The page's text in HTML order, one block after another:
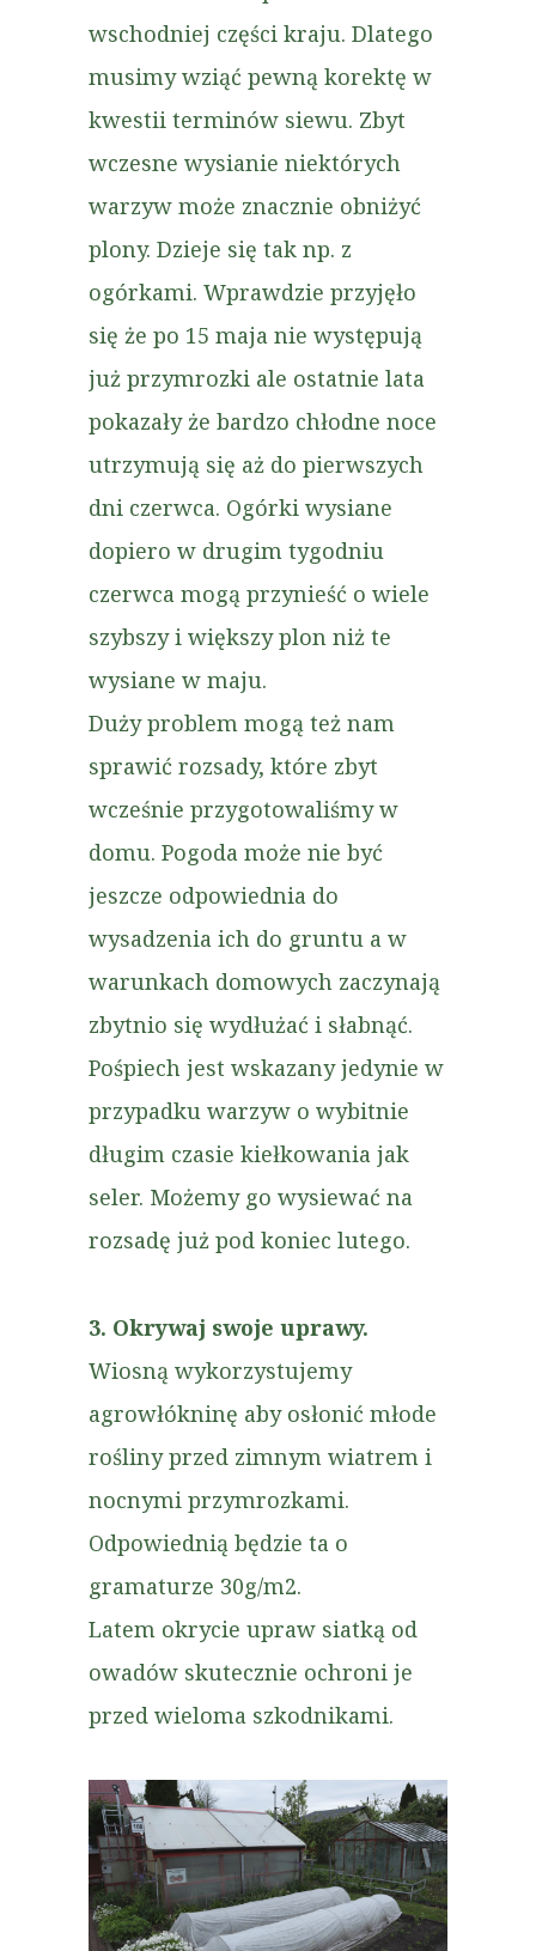
wschodniej części kraju. Dlatego
musimy wziąć pewną korektę w
kwestii terminów siewu. Zbyt
wczesne wysianie niektórych
warzyw może znacznie obniżyć
plony. Dzieje się tak np. z
ogórkami. Wprawdzie przyjęło
się że po 15 maja nie występują
już przymrozki ale ostatnie lata
pokazały że bardzo chłodne noce
utrzymują się aż do pierwszych
dni czerwca. Ogórki wysiane
dopiero w drugim tygodniu
czerwca mogą przynieść o wiele
szybszy i większy plon niż te
wysiane w maju.
Duży problem mogą też nam
sprawić rozsady, które zbyt
wcześnie przygotowaliśmy w
domu. Pogoda może nie być
jeszcze odpowiednia do
wysadzenia ich do gruntu a w
warunkach domowych zaczynają
zbytnio się wydłużać i słabnąć.
Pośpiech jest wskazany jedynie w
przypadku warzyw o wybitnie
długim czasie kiełkowania jak
seler. Możemy go wysiewać na
rozsadę już pod koniec lutego.
3. Okrywaj swoje uprawy.
Wiosną wykorzystujemy
agrowłókninę aby osłonić młode
rośliny przed zimnym wiatrem i
nocnymi przymrozkami.
Odpowiednią będzie ta o
gramaturze 30g/m2.
Latem okrycie upraw siatką od
owadów skutecznie ochroni je
przed wieloma szkodnikami.